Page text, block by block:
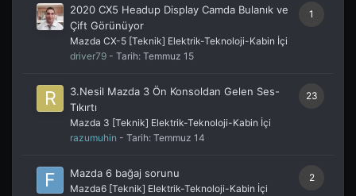
1
2020 CX5 Headup Display Camda Bulanık ve
Çift Görünüyor
Mazda CX-5 [Teknik] Elektrik-Teknoloji-Kabin İçi
driver79 - Tarih: Temmuz 15
23
3.Nesil Mazda 3 Ön Konsoldan Gelen Ses-
Tıkırtı
Mazda 3 [Teknik] Elektrik-Teknoloji-Kabin İçi
razumuhin - Tarih: Temmuz 14
2
Mazda 6 bağaj sorunu
Mazda6 [Teknik] Elektrik-Teknoloji-Kabin İçi